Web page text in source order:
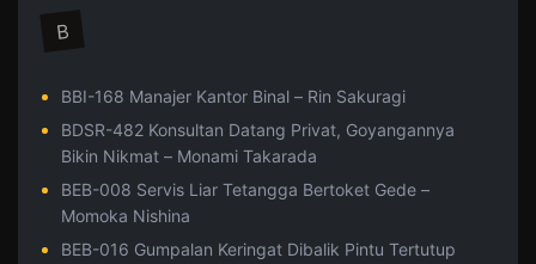
B
BBI-168 Manajer Kantor Binal – Rin Sakuragi
BDSR-482 Konsultan Datang Privat, Goyangannya
Bikin Nikmat – Monami Takarada
BEB-008 Servis Liar Tetangga Bertoket Gede –
Momoka Nishina
BEB-016 Gumpalan Keringat Dibalik Pintu Tertutup